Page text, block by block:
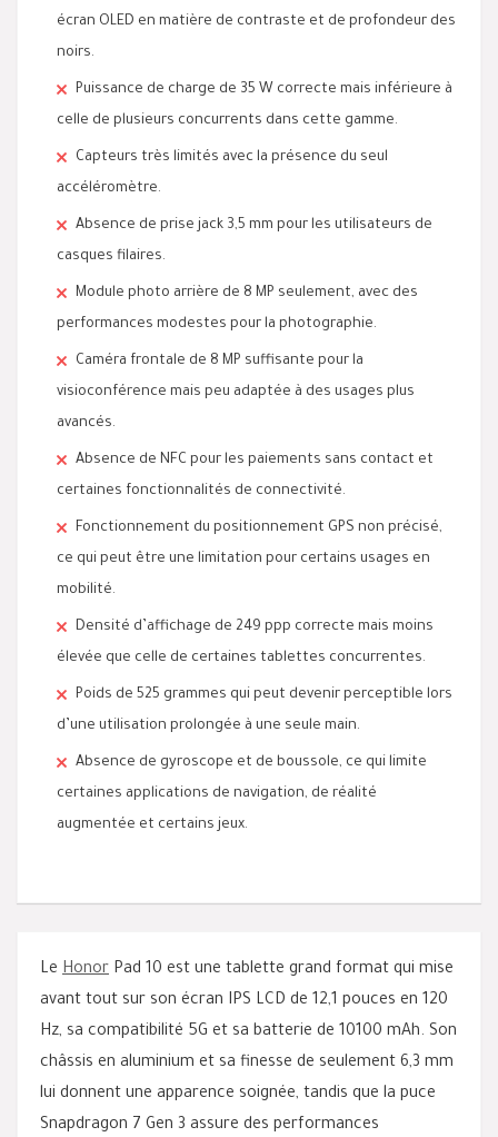
écran OLED en matière de contraste et de profondeur des
noirs.
Puissance de charge de 35 W correcte mais inférieure à
celle de plusieurs concurrents dans cette gamme.
Capteurs très limités avec la présence du seul
accéléromètre.
Absence de prise jack 3,5 mm pour les utilisateurs de
casques filaires.
Module photo arrière de 8 MP seulement, avec des
performances modestes pour la photographie.
Caméra frontale de 8 MP suffisante pour la
visioconférence mais peu adaptée à des usages plus
avancés.
Absence de NFC pour les paiements sans contact et
certaines fonctionnalités de connectivité.
Fonctionnement du positionnement GPS non précisé,
ce qui peut être une limitation pour certains usages en
mobilité.
Densité d’affichage de 249 ppp correcte mais moins
élevée que celle de certaines tablettes concurrentes.
Poids de 525 grammes qui peut devenir perceptible lors
d’une utilisation prolongée à une seule main.
Absence de gyroscope et de boussole, ce qui limite
certaines applications de navigation, de réalité
augmentée et certains jeux.
Le Honor Pad 10 est une tablette grand format qui mise
avant tout sur son écran IPS LCD de 12,1 pouces en 120
Hz, sa compatibilité 5G et sa batterie de 10100 mAh. Son
châssis en aluminium et sa finesse de seulement 6,3 mm
lui donnent une apparence soignée, tandis que la puce
Snapdragon 7 Gen 3 assure des performances